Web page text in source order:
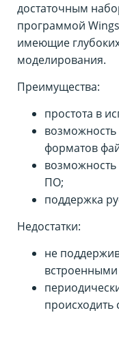
достаточным
программой
имеющие
моделирования.
Преимущества:
простота в
форматов
возможность
ПО;
поддержка
Недостатки:
не
происходить